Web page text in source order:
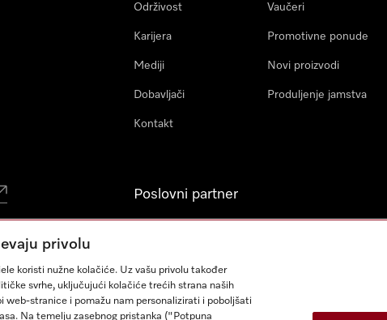
Održivost
Karijera
Mediji
Dobavljači
Kontakt
Vaučeri
Promotivne ponude
Novi proizvodi
Produljenje jamstva
Poslovni partner
građevinskih radova
privolu
koristi nužne kolačiće. Uz vašu privolu također
svrhe, uključujući kolačiće trećih strana naših
web-stranice i pomažu nam personalizirati i poboljšati
Na temelju zasebnog pristanka ("Potpuna